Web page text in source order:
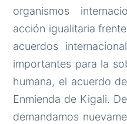
organismos
acción igualitaria
acuerdos
importantes para la
humana, el acuerdo
Enmienda de Kigali.
demandamos